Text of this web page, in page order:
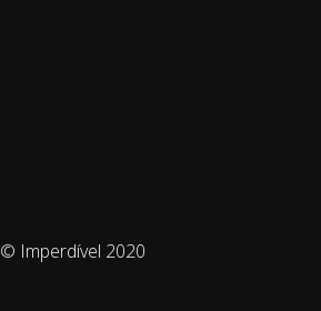
© Imperdível 2020